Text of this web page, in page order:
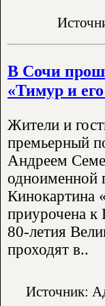
В Сочи
«Тимур и
Жители и
премьерный
Андреем
одноименной
Кинокартина
приурочена к
80-летия
проходят в..
Источник: